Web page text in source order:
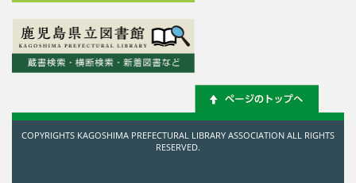
COPYRIGHTS KAGOSHIMA PREFECTURAL LIBRARY ASSOCIATION ALL RIGHTS
RESERVED.